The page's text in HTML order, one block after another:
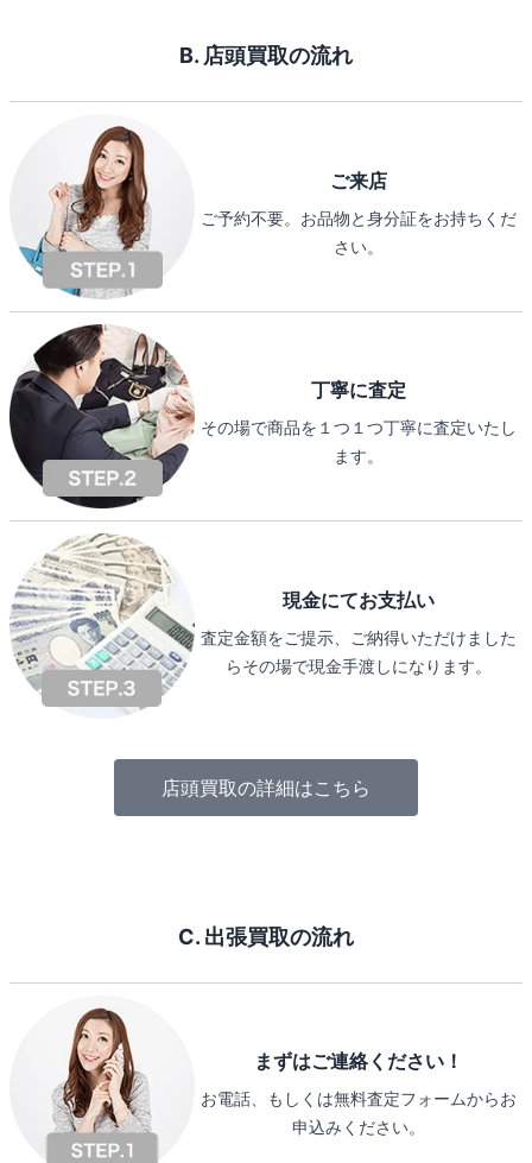
B. 店頭買取の流れ
ご来店
ご予約不要。お品物と身分証をお持ちくだ
さい。
丁寧に査定
その場で商品を１つ１つ丁寧に査定いたし
ます。
現金にてお支払い
査定金額をご提示、ご納得いただけました
らその場で現金手渡しになります。
店頭買取の詳細はこちら
C. 出張買取の流れ
まずはご連絡ください！
お電話、もしくは無料査定フォームからお
申込みください。